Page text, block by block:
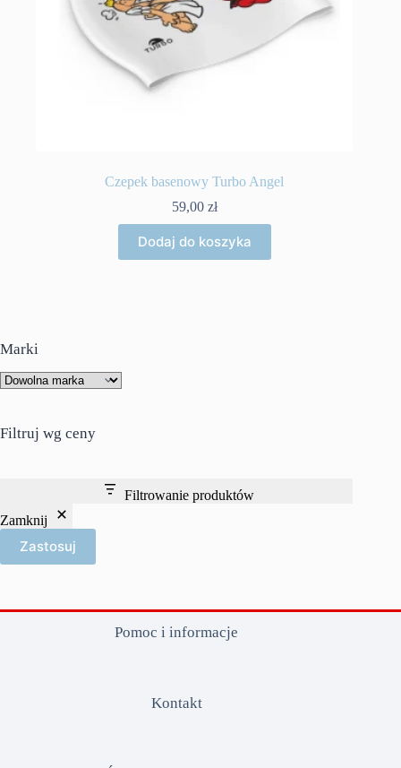
Czepek basenowy Turbo Angel
59,00 zł
Dodaj do koszyka
Marki
Filtruj wg ceny
Filtrowanie produktów
Zamknij
Zastosuj
Pomoc i informacje
Kontakt